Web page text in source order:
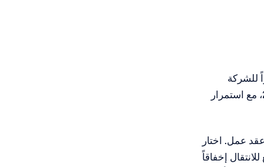
للشركة
الإسبانية حديثة التأسيس، الاستمرار في تطبيق النظام الخاص للمغتربين حتى 2029، مع استمرار
عمل. اختار
إخفاقاً